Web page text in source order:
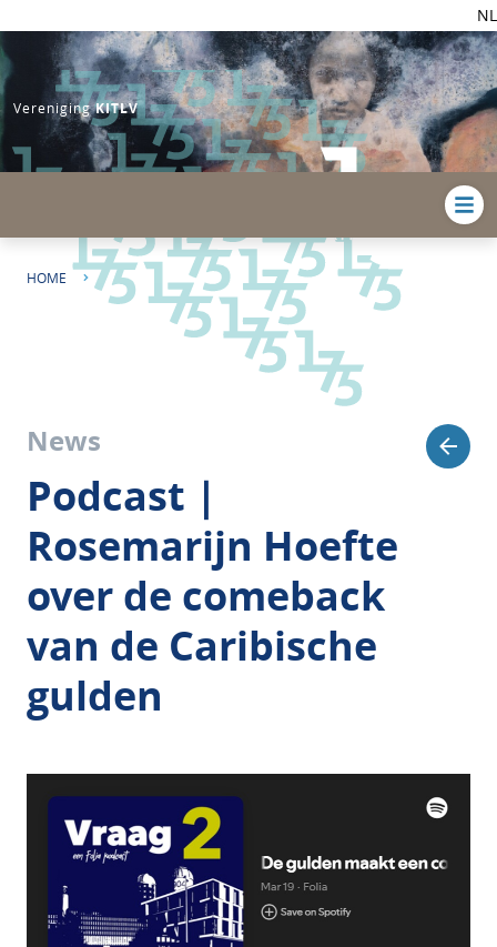
NL
VerenigingKITLV
HOME
PODCAST | ROSEMARIJN HOEFTE OVER DE COMEBACK VAN DE
News
Podcast |
Rosemarijn Hoefte
over de comeback
van de Caribische
gulden